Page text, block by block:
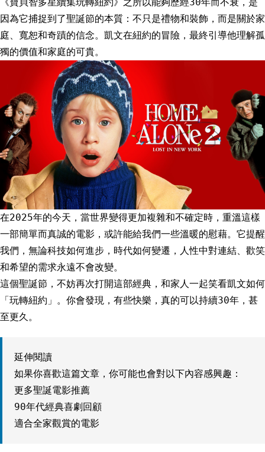
因為它捕捉到了聖誕節的本質：不只是禮物和裝飾，而是關於家
庭、寬恕和奇蹟的信念。凱文在紐約的冒險，最終引導他理解孤
獨的價值和家庭的可貴。
在2025年的今天，當世界變得更加複雜和不確定時，重溫這樣
一部簡單而真誠的電影，或許能給我們一些溫暖的慰藉。它提醒
我們，無論科技如何進步，時代如何變遷，人性中對連結、歡笑
和希望的需求永遠不會改變。
這個聖誕節，不妨再次打開這部經典，和家人一起笑看凱文如何
「玩轉紐約」。你會發現，有些快樂，真的可以持續30年，甚
至更久。
延伸閱讀
如果你喜歡這篇文章，你可能也會對以下內容感興趣：
更多聖誕電影推薦
90年代經典喜劇回顧
適合全家觀賞的電影